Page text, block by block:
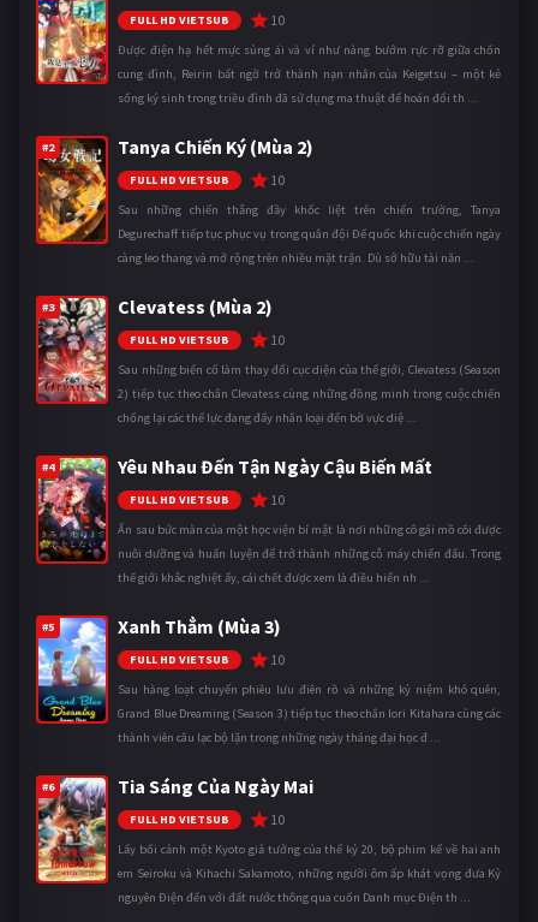
FULL HD VIETSUB 10
Được điện hạ hết mực sủng ái và ví như nàng bướm rực rỡ giữa chốn
cung đình, Reirin bất ngờ trở thành nạn nhân của Keigetsu – một kẻ
sống ký sinh trong triều đình đã sử dụng ma thuật để hoán đổi th ...
#2 Tanya Chiến Ký (Mùa 2)
FULL HD VIETSUB 10
Sau những chiến thắng đầy khốc liệt trên chiến trường, Tanya
Degurechaff tiếp tục phục vụ trong quân đội Đế quốc khi cuộc chiến ngày
càng leo thang và mở rộng trên nhiều mặt trận. Dù sở hữu tài năn ...
#3 Clevatess (Mùa 2)
FULL HD VIETSUB 10
Sau những biến cố làm thay đổi cục diện của thế giới, Clevatess (Season
2) tiếp tục theo chân Clevatess cùng những đồng minh trong cuộc chiến
chống lại các thế lực đang đẩy nhân loại đến bờ vực diệ ...
#4 Yêu Nhau Đến Tận Ngày Cậu Biến Mất
FULL HD VIETSUB 10
Ẩn sau bức màn của một học viện bí mật là nơi những cô gái mồ côi được
nuôi dưỡng và huấn luyện để trở thành những cỗ máy chiến đấu. Trong
thế giới khắc nghiệt ấy, cái chết được xem là điều hiển nh ...
#5 Xanh Thẳm (Mùa 3)
FULL HD VIETSUB 10
Sau hàng loạt chuyến phiêu lưu điên rồ và những kỷ niệm khó quên,
Grand Blue Dreaming (Season 3) tiếp tục theo chân Iori Kitahara cùng các
thành viên câu lạc bộ lặn trong những ngày tháng đại học đ ...
#6 Tia Sáng Của Ngày Mai
FULL HD VIETSUB 10
Lấy bối cảnh một Kyoto giả tưởng của thế kỷ 20, bộ phim kể về hai anh
em Seiroku và Kihachi Sakamoto, những người ôm ấp khát vọng đưa Kỷ
nguyên Điện đến với đất nước thông qua cuốn Danh mục Điện th ...